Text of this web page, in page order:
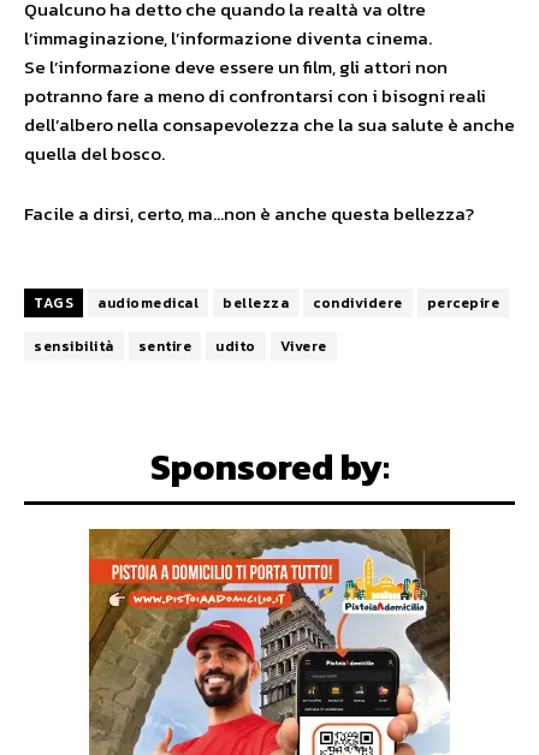
Qualcuno ha detto che quando la realtà va oltre
l’immaginazione, l’informazione diventa cinema.
Se l’informazione deve essere un film, gli attori non
potranno fare a meno di confrontarsi con i bisogni reali
dell’albero nella consapevolezza che la sua salute è anche
quella del bosco.
Facile a dirsi, certo, ma…non è anche questa bellezza?
TAGS audiomedical bellezza condividere
percepire
sensibilità
sentire udito Vivere
Sponsored by: